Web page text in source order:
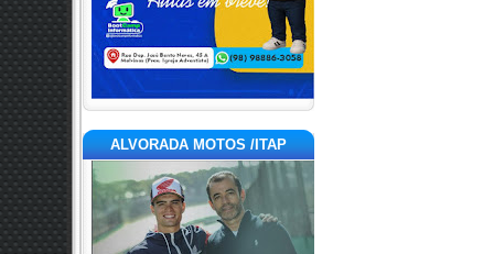
ALVORADA MOTOS /ITAP